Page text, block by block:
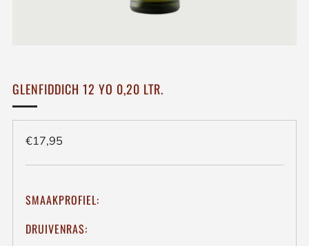
GLENFIDDICH 12 YO 0,20 LTR.
Regulieren
€17,95
SMAAKPROFIEL:
DRUIVENRAS: